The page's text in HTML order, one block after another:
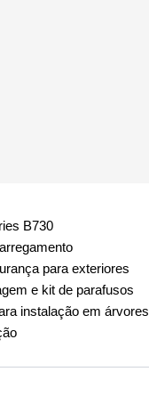
B730
para exteriores
e kit de parafusos
instalação em árvores